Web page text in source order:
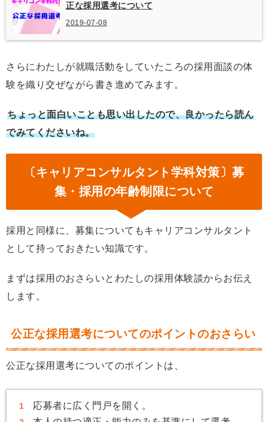
正な採用選考について
2019-07-08
さらにわたしが就職活動をしていたころの採用面談の体
験を織り交ぜながら書き進めてみます。
ちょっと面白いことも思い出したので、良かったら読ん
でみてくださいね。
〔キャリアコンサルタント学科対策〕募
集・採用の年齢制限について
採用と同様に、募集についてもキャリアコンサルタント
として持っておきたい知識です。
まずは採用のおさらいとわたしの採用体験談からお伝え
します。
公正な採用選考についてのポイントのおさらい
公正な採用選考についてのポイントは、
応募者に広く門戸を開く。